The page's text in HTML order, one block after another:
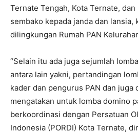
Ternate Tengah, Kota Ternate,
sembako kepada janda dan lansia,
dilingkungan Rumah PAN
“Selain itu ada juga sejumlah
antara lain yakni, pertandingan
kader dan pengurus PAN dan juga
mengatakan untuk lomba domino
berkoordinasi dengan Persatuan
Indonesia (PORDI) Kota Ternate,